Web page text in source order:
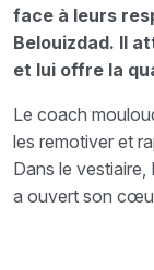
face à leurs
Belouizdad. Il
et lui offre la
Le coach
les remotiver et
Dans le vestiaire,
a ouvert son